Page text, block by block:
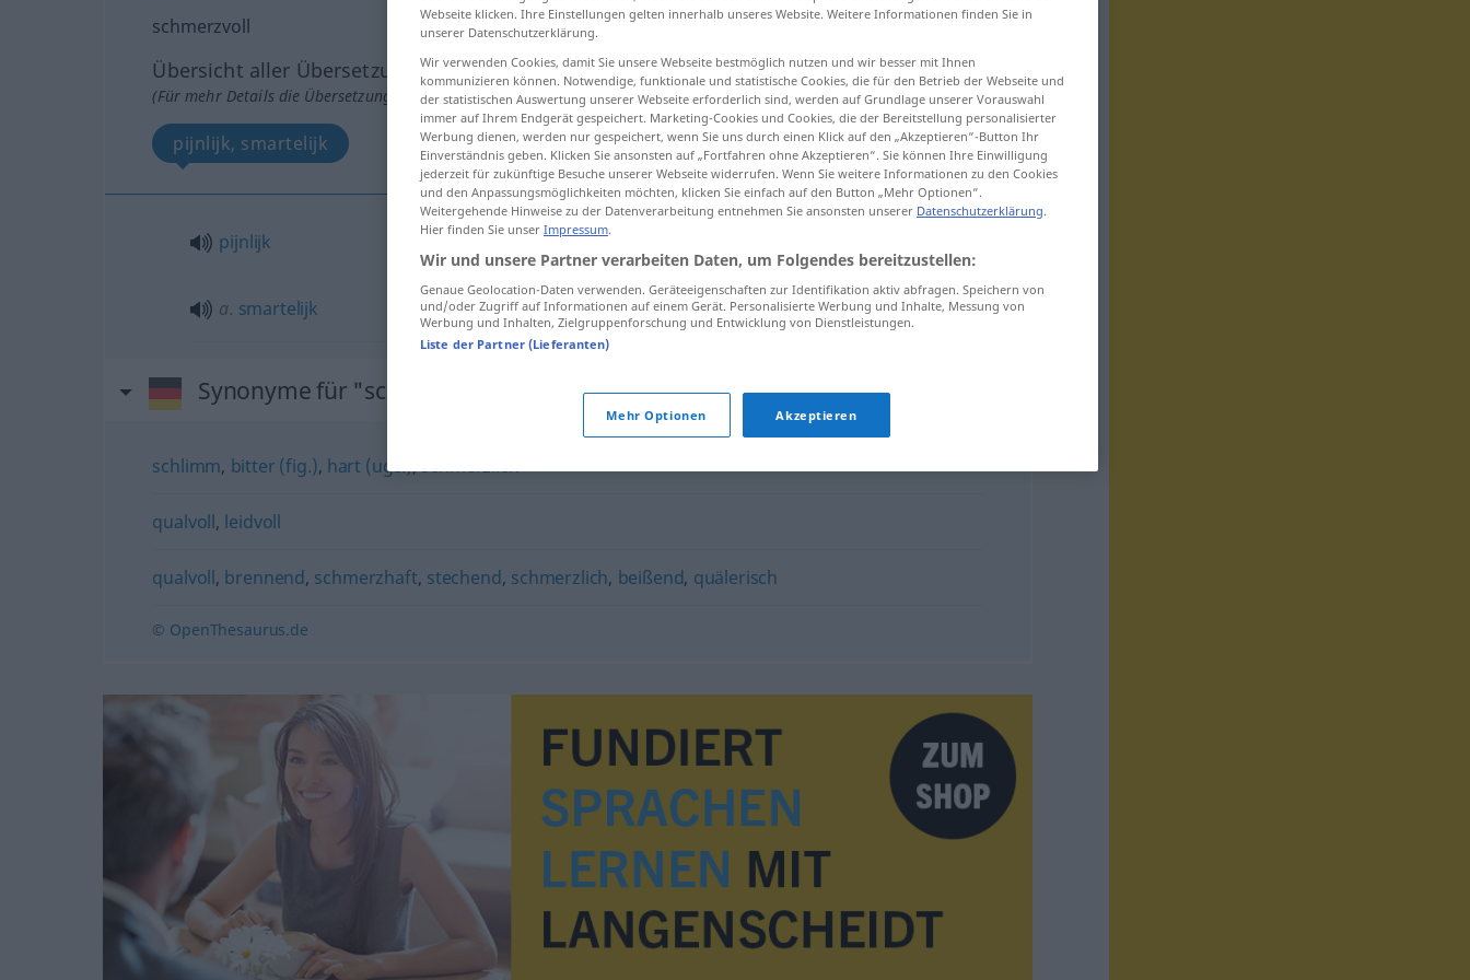
schmerzvoll
Übersicht aller Übersetzungen
(Für mehr Details die Übersetzung anklicken/antippen)
pijnlijk, smartelijk
pijnlijk
a. smartelijk schmerzvoll FIG
Synonyme für "schmerzvoll"
schlimm, bitter (fig.), hart (ugs.),schmerzlich
qualvoll, leidvoll
qualvoll, brennend, schmerzhaft, stechend, schmerzlich, beißend, quälerisch
© OpenThesaurus.de
Webseite klicken. Ihre Einstellungen gelten innerhalb unseres Website. Weitere Informationen finden Sie in
unserer Datenschutzerklärung.
Wir verwenden Cookies, damit Sie unsere Webseite bestmöglich nutzen und wir besser mit Ihnen
kommunizieren können. Notwendige, funktionale und statistische Cookies, die für den Betrieb der Webseite und
der statistischen Auswertung unserer Webseite erforderlich sind, werden auf Grundlage unserer Vorauswahl
immer auf Ihrem Endgerät gespeichert. Marketing-Cookies und Cookies, die der Bereitstellung personalisierter
Werbung dienen, werden nur gespeichert, wenn Sie uns durch einen Klick auf den „Akzeptieren“-Button Ihr
Einverständnis geben. Klicken Sie ansonsten auf „Fortfahren ohne Akzeptieren“. Sie können Ihre Einwilligung
jederzeit für zukünftige Besuche unserer Webseite widerrufen. Wenn Sie weitere Informationen zu den Cookies
und den Anpassungsmöglichkeiten möchten, klicken Sie einfach auf den Button „Mehr Optionen“.
Weitergehende Hinweise zu der Datenverarbeitung entnehmen Sie ansonsten unserer Datenschutzerklärung.
Hier finden Sie unser Impressum.
Wir und unsere Partner verarbeiten Daten, um Folgendes bereitzustellen:
Genaue Geolocation-Daten verwenden. Geräteeigenschaften zur Identifikation aktiv abfragen. Speichern von
und/oder Zugriff auf Informationen auf einem Gerät. Personalisierte Werbung und Inhalte, Messung von
Werbung und Inhalten, Zielgruppenforschung und Entwicklung von Dienstleistungen.
Liste der Partner (Lieferanten)
Mehr Optionen Akzeptieren